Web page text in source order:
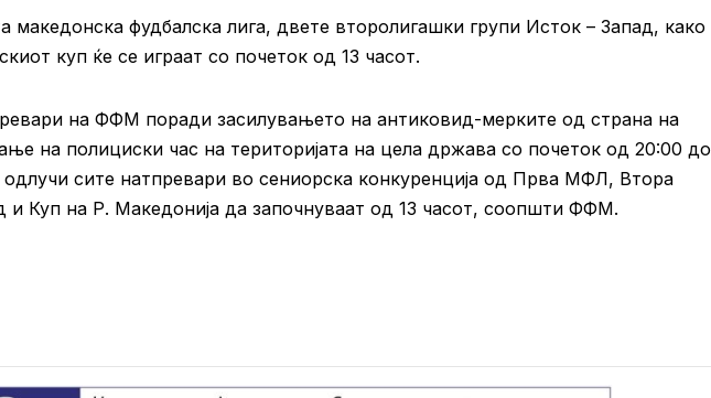
македонска фудбалска лига, двете второлигашки групи Исток – Запад, како
куп ќе се играат со почеток од 13 часот.
на ФФМ поради засилувањето на антиковид-мерките од страна на
на полициски час на територијата на цела држава со почеток од 20:00 до
одлучи сите натпревари во сениорска конкуренција од Прва МФЛ, Втора
Куп на Р. Македонија да започнуваат од 13 часот, соопшти ФФМ.